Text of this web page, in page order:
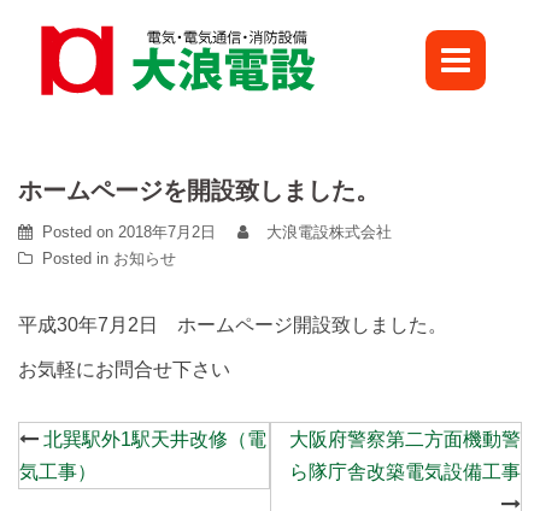
content
ホームページを開設致しました。
Posted on 2018年7月2日
大浪電設株式会社
Posted in お知らせ
平成30年7月2日 ホームページ開設致しました。
お気軽にお問合せ下さい
Post
navigation
北巽駅外1駅天井改修（電
気工事）
大阪府警察第二方面機動警
ら隊庁舎改築電気設備工事